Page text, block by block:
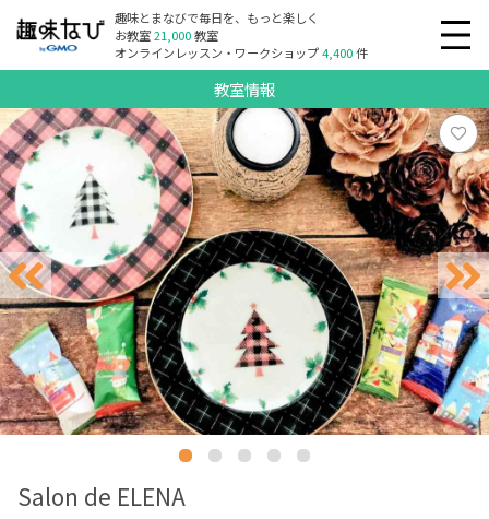
趣味とまなびで毎日を、もっと楽しく
お教室21,000教室
オンラインレッスン・ワークショップ4,400件
教室情報
Salon de ELENA